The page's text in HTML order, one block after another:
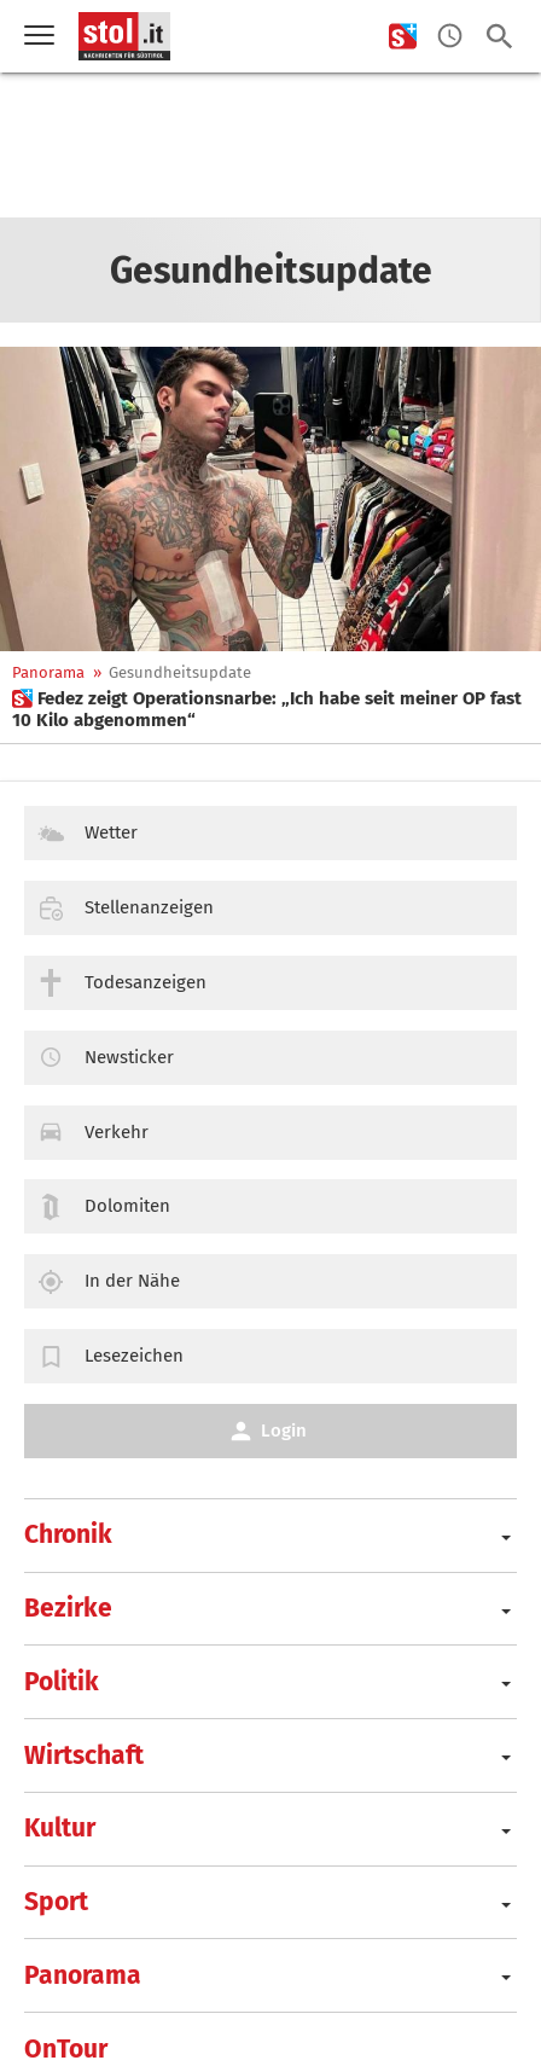
Gesundheitsupdate
Panorama » Gesundheitsupdate
 Fedez zeigt Operationsnarbe: „Ich habe seit meiner OP fast
10 Kilo abgenommen“
Chronik
Bezirke
Politik
Wirtschaft
Kultur
Sport
Panorama
OnTour
Wetter
Stellenanzeigen
Todesanzeigen
Newsticker
Verkehr
Dolomiten
In der Nähe
Lesezeichen
Login